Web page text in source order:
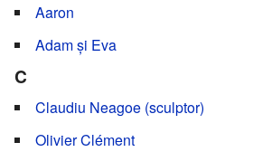
Aaron
Adam și Eva
C
Claudiu Neagoe (sculptor)
Olivier Clément